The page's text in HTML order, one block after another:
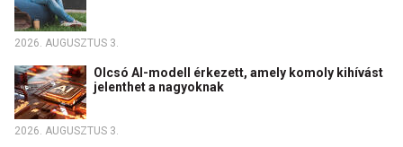
2026. AUGUSZTUS 3.
Olcsó AI-modell érkezett, amely komoly kihívást
jelenthet a nagyoknak
2026. AUGUSZTUS 3.